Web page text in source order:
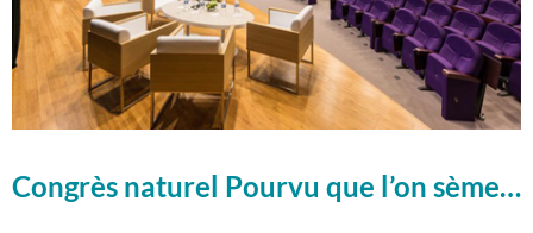
Congrès naturel Pourvu que l’on sème…